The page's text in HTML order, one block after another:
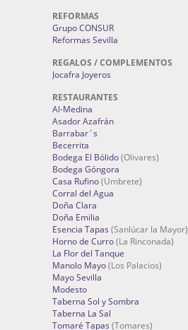
REFORMAS
Grupo CONSUR
Reformas Sevilla
REGALOS / COMPLEMENTOS
Jocafra Joyeros
RESTAURANTES
Al-Medina
Asador Azafrán
Barrabar´s
Becerrita
Bodega El Bólido(Olivares)
Bodega Góngora
Casa Rufino(Umbrete)
Corral del Agua
Doña Clara
Doña Emilia
Esencia Tapas (Sanlúcar la Mayor)
Horno de Curro(La Rinconada)
La Flor del Tanque
Manolo Mayo(Los Palacios)
Mayo Sevilla
Modesto
Taberna Sol y Sombra
Taberna La Sal
Tomaré Tapas (Tomares)